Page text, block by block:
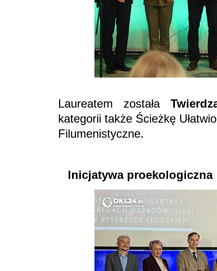
Laureatem została
kategorii także Ścieżkę
Filumenistyczne.
Inicjatywa proekologiczna